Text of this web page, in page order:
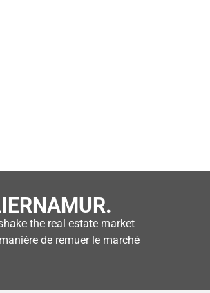
the real estate market
de remuer le marché